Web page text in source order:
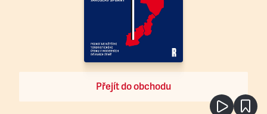
Přejít do obchodu